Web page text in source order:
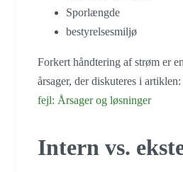
Sporlængde
bestyrelsesmiljø
Forkert håndtering af strøm er
årsager, der diskuteres i artiklen:
fejl: Årsager og løsninger
Intern vs.